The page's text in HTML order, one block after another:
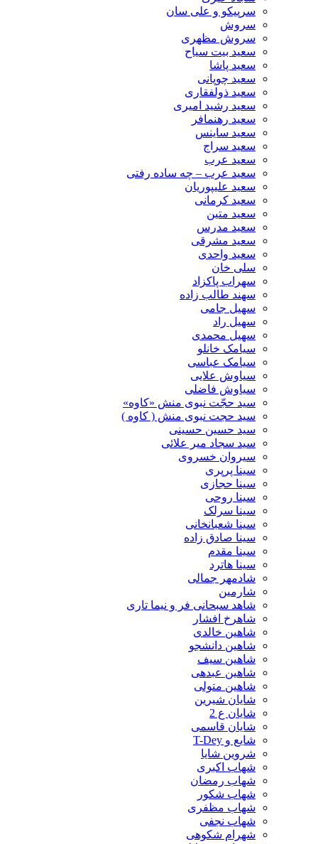
سرپیکو و علی سان
سروش
سروش مظهری
سعید بیت سیاح
سعید پاشا
سعید چوپانی
سعید ذولفقاری
سعید رشید امیری
سعید رهنمافر
سعید ساینس
سعید سراج
سعید عرب
سعید عرب – چه ساده رفتی
سعید علیپوریان
سعید کرمانی
سعید متین
سعید مدرس
سعید مشرقی
سعید واحدی
سلی خان
سهراب پاکزاد
سهند طالب زاده
سهیل جامی
سهیل راد
سهیل محمدی
سیامک خانلو
سیامک عباسی
سیاوش علایی
سیاوش فاضلی
سید حجّت نبوی منش «کاوه»
سید حجت نبوی منش ( کاوه )
سید حسین حسینى
سید سجاد میر علائی
سیروان خسروی
سینا پرپری
سینا حجازی
سینا روحی
سینا سرلک
سینا شعبانخانی
سینا صادق زاده
سینا مقدم
سینا هاترد
شادمهر جمالی
شارمین
شاهد سبحانی فر و نیما تاری
شاهرخ افشار
شاهین خالدی
شاهین دانشجو
شاهین سیف
شاهین عبدهی
شاهین متولی
شایان شیرین
شایان ع 2
شایان قاسمی
شایع و T-Dey
شروین شایا
شهاب اکبری
شهاب رمضان
شهاب شکور
شهاب مظفری
شهاب نجفی
شهرام شکوهی